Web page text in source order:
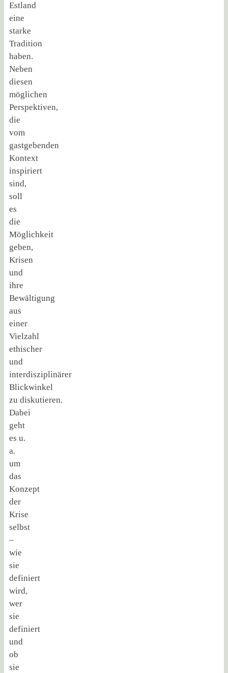
Estland
eine
starke
Tradition
haben.
Neben
diesen
möglichen
Perspektiven,
die
vom
gastgebenden
Kontext
inspiriert
sind,
soll
es
die
Möglichkeit
geben,
Krisen
und
ihre
Bewältigung
aus
einer
Vielzahl
ethischer
und
interdisziplinärer
Blickwinkel
zu diskutieren.
Dabei
geht
es u.
a.
um
das
Konzept
der
Krise
selbst
–
wie
sie
definiert
wird,
wer
sie
definiert
und
ob
sie